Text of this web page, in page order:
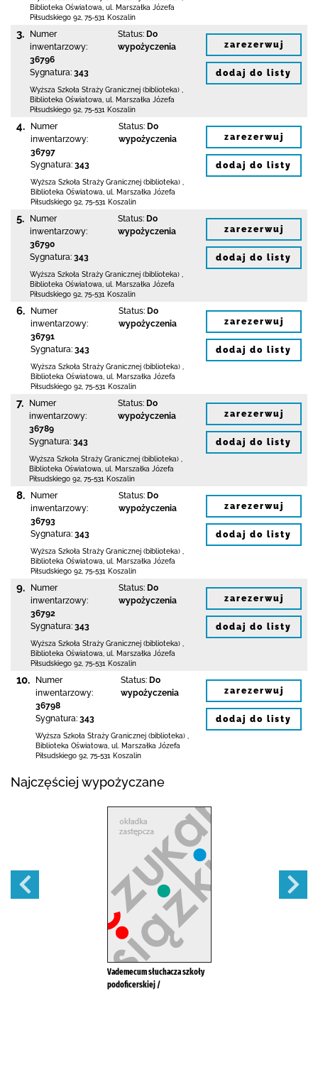
Biblioteka Oświatowa, ul. Marszałka Józefa
Piłsudskiego 92 75-531 Koszalin
3.
Numer
inwentarzowy:
36796
Sygnatura: 343
Status: Do
wypożyczenia
Wyższa Szkoła Straży Granicznej (biblioteka)
Biblioteka Oświatowa, ul. Marszałka Józefa
Piłsudskiego 92 75-531 Koszalin
zarezerwuj
dodaj do listy
4.
Numer
inwentarzowy:
36797
Sygnatura: 343
Status: Do
wypożyczenia
Wyższa Szkoła Straży Granicznej (biblioteka)
Biblioteka Oświatowa, ul. Marszałka Józefa
Piłsudskiego 92 75-531 Koszalin
zarezerwuj
dodaj do listy
5.
Numer
inwentarzowy:
36790
Sygnatura: 343
Status: Do
wypożyczenia
Wyższa Szkoła Straży Granicznej (biblioteka)
Biblioteka Oświatowa, ul. Marszałka Józefa
Piłsudskiego 92 75-531 Koszalin
zarezerwuj
dodaj do listy
6.
Numer
inwentarzowy:
36791
Sygnatura: 343
Status: Do
wypożyczenia
Wyższa Szkoła Straży Granicznej (biblioteka)
Biblioteka Oświatowa, ul. Marszałka Józefa
Piłsudskiego 92 75-531 Koszalin
zarezerwuj
dodaj do listy
7.
Numer
inwentarzowy:
36789
Sygnatura: 343
Status: Do
wypożyczenia
Wyższa Szkoła Straży Granicznej (biblioteka)
Biblioteka Oświatowa, ul. Marszałka Józefa
Piłsudskiego 92 75-531 Koszalin
zarezerwuj
dodaj do listy
8.
Numer
inwentarzowy:
36793
Sygnatura: 343
Status: Do
wypożyczenia
Wyższa Szkoła Straży Granicznej (biblioteka)
Biblioteka Oświatowa, ul. Marszałka Józefa
Piłsudskiego 92 75-531 Koszalin
zarezerwuj
dodaj do listy
9.
Numer
inwentarzowy:
36792
Sygnatura: 343
Status: Do
wypożyczenia
Wyższa Szkoła Straży Granicznej (biblioteka)
Biblioteka Oświatowa, ul. Marszałka Józefa
Piłsudskiego 92 75-531 Koszalin
zarezerwuj
dodaj do listy
10.
Numer
inwentarzowy:
36798
Sygnatura: 343
Status: Do
wypożyczenia
Wyższa Szkoła Straży Granicznej (biblioteka)
Biblioteka Oświatowa, ul. Marszałka Józefa
Piłsudskiego 92 75-531 Koszalin
zarezerwuj
dodaj do listy
Najczęściej wypożyczane
Vademecum słuchacza szkoły
podoficerskiej /